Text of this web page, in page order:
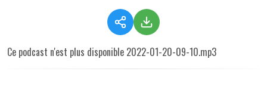
Ce podcast n'est plus disponible 2022-01-20-09-10.mp3